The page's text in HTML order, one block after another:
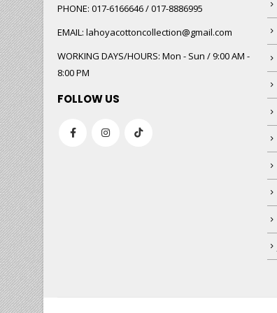
PHONE: 017-6166646 / 017-8886995
EMAIL: lahoyacottoncollection@gmail.com
WORKING DAYS/HOURS: Mon - Sun / 9:00 AM -
8:00 PM
FOLLOW US